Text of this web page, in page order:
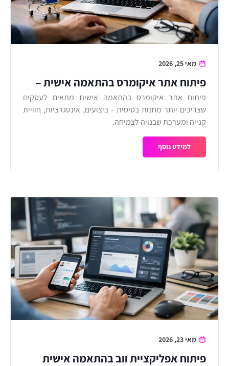
מאי 25, 2026
פיתוח אתר איקומרס בהתאמה אישית –
מתי זה נכון?
פיתוח אתר איקומרס בהתאמה אישית מתאים לעסקים
שצריכים יותר מחנות בסיסית - ביצועים, אינטגרציות, חוויית
קנייה ומערכת שבנויה לצמיחה.
למידע נוסף
מאי 23, 2026
פיתוח אפליקציית ווב בהתאמה אישית